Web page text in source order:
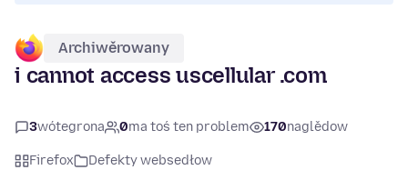
Archiwěrowany
i cannot access uscellular .com
3wótegrona 0ma toś ten problem 170naglědow
Firefox
Defekty websedłow